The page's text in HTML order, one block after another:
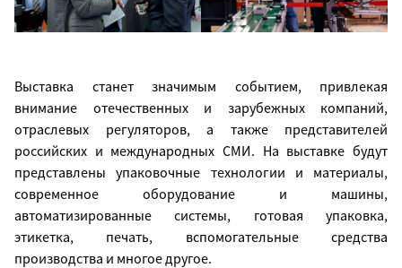
Выставка станет значимым событием, привлекая
внимание отечественных и зарубежных компаний,
отраслевых регуляторов, а также представителей
российских и международных СМИ. На выставке будут
представлены упаковочные технологии и материалы,
современное оборудование и машины,
автоматизированные системы, готовая упаковка,
этикетка, печать, вспомогательные средства
производства и многое другое.